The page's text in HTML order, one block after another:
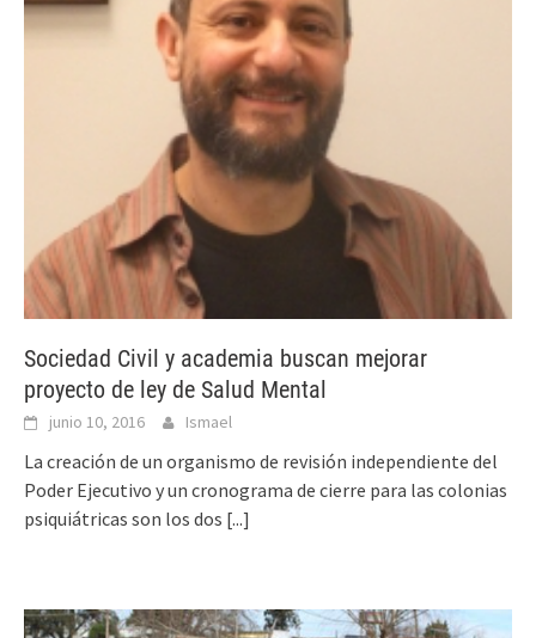
Sociedad Civil y academia buscan mejorar
proyecto de ley de Salud Mental
junio 10, 2016 Ismael
La creación de un organismo de revisión independiente del
Poder Ejecutivo y un cronograma de cierre para las colonias
psiquiátricas son los dos [...]